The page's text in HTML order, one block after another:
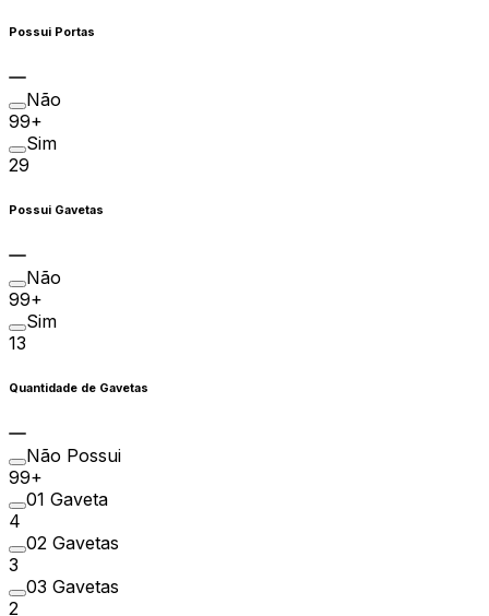
Possui Portas
Não
99+
Sim
29
Possui Gavetas
Não
99+
Sim
13
Quantidade de Gavetas
Não Possui
99+
01 Gaveta
4
02 Gavetas
3
03 Gavetas
2